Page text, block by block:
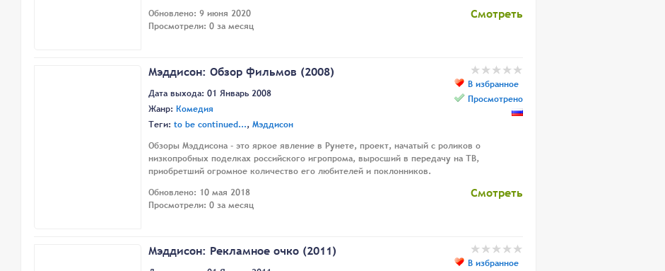
Обновлено: 9 июня 2020
Просмотрели: 0 за месяц
Смотреть
В избранное
Просмотрено
Мэддисон: Обзор фильмов (2008)
Дата выхода: 01 Январь 2008
Жанр: Комедия
Теги: to be continued..., Мэддисон
Обзоры Мэддисона - это яркое явление в Рунете, проект, начатый с роликов о
низкопробных поделках российского игропрома, выросший в передачу на ТВ,
приобретший огромное количество его любителей и поклонников.
Обновлено: 10 мая 2018
Просмотрели: 0 за месяц
Смотреть
В избранное
Мэддисон: Рекламное очко (2011)